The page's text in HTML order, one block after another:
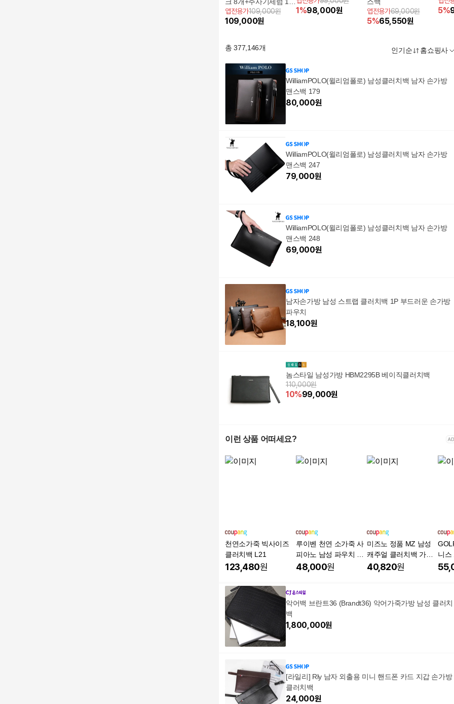
스+대용량세럼+브러쉬
+(상품평시)골드클러치
앱전용가109,000원
109,000원
1%98,000원
앱전용가69,000원
5%65,550원
5%
총377,146개 인기순 홈쇼핑사
WilliamPOLO(윌리엄폴로) 남성클러치백 남자 손가방
맨스백 179
80,000원
WilliamPOLO(윌리엄폴로) 남성클러치백 남자 손가방
맨스백 247
79,000원
WilliamPOLO(윌리엄폴로) 남성클러치백 남자 손가방
맨스백 248
69,000원
남자손가방 남성 스트랩 클러치백 1P 부드러운 손가방
파우치
18,100원
놈스타일 남성가방 HBM2295B 베이직클러치백
110,000원
10%99,000원
이런 상품 어떠세요?
천연소가죽 빅사이즈
클러치백 L21
123,480원
루이벤 천연 소가죽 사
피아노 남성 파우치 가
죽 손가방 클러치백
48,000원
미즈노 정품 MZ 남성
캐주얼 클러치백 가죽
대용량 손가방 파우치
40,820원
니스
백
악어백 브란트36 (Brandt36) 악어가죽가방 남성 클러치
백
1,800,000원
[라일리] Rly 남자 외출용 미니 핸드폰 카드 지갑 손가방
클러치백
24,000원